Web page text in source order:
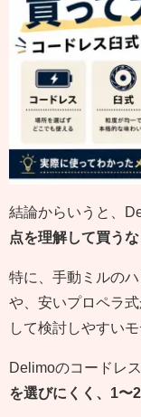
結論からいうと、
点を理解して買う
特に、手動ミルの
や、安いプロペラ
して検討しやすいモ
Delimoのコードレ
を選びにくく、1〜